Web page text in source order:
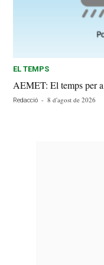
EL TEMPS
AEMET: El temps per
Redacció - 8 d'agost de 2026